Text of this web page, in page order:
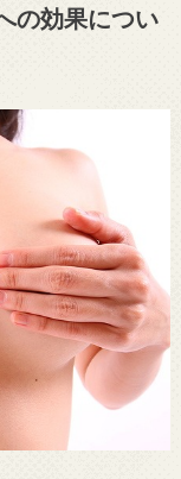
の効果につい